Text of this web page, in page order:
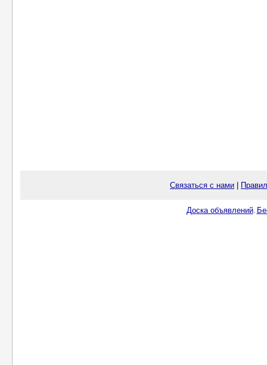
Связаться с нами
Доска объявлений.